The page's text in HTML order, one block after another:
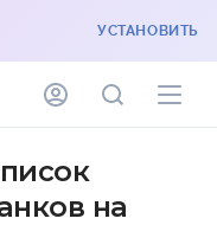
УСТАНОВИТЬ
на